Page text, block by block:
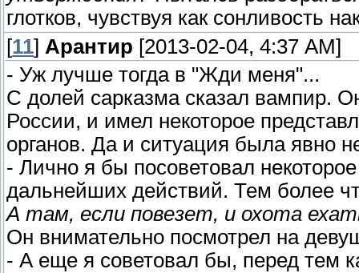
глотков, чувствуя как сонливость
[11] Арантир [2013-02-04, 4:37 AM]
- Уж лучше тогда в "Жди меня"...
С долей сарказма сказал вампир.
России, и имел некоторое
органов. Да и ситуация была явно
- Лично я бы посоветовал
дальнейших действий. Тем более
А там, если повезет, и охота
Он внимательно посмотрел на
- А еще я советовал бы, перед тем